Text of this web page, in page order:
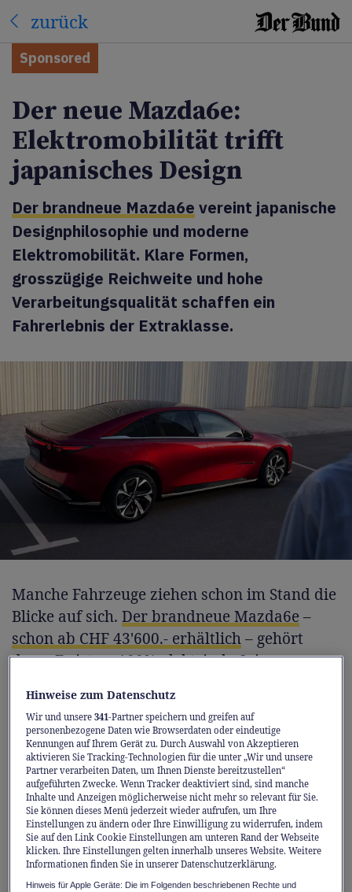
zurück
Sponsored
Der neue Mazda6e:
Elektromobilität trifft
japanisches Design
Der brandneue Mazda6e vereint japanische
Designphilosophie und moderne
Elektromobilität. Klare Formen,
grosszügige Reichweite und hohe
Verarbeitungsqualität schaffen ein
Fahrerlebnis der Extraklasse.
Manche Fahrzeuge ziehen schon im Stand die
Blicke auf sich. Der brandneue Mazda6e–
schon ab CHF 43'600.- erhältlich– gehört
dazu. Er ist zu 100% elektrisch. Seine
die von der Schönheit fliessender Bewegung
inspiriert ist. Formen und Linien scheinen
wie in einem Augenblick festgehalten, in dem
Kraft und Eleganz im Gleichgewicht sind –
eine Gestaltung, die Dynamik erzeugt, noch
bevor sich das Fahrzeug in Bewegung setzt.
Jede Kontur hat dabei einen klaren Zweck: Sie
unterstützt die Effizienz, trägt zur
aerodynamischen Balance bei und ist weit
Hinweise zum Datenschutz
Wir und unsere341-Partner speichern und greifen auf
personenbezogene Daten wie Browserdaten oder eindeutige
Kennungen auf Ihrem Gerät zu. Durch Auswahl von Akzeptieren
aktivieren Sie Tracking-Technologien für die unter „Wir und unsere
Partner verarbeiten Daten, um Ihnen Dienste bereitzustellen“
aufgeführten Zwecke. Wenn Tracker deaktiviert sind, sind manche
Inhalte und Anzeigen möglicherweise nicht mehr so relevant für Sie.
Sie können dieses Menü jederzeit wieder aufrufen, um Ihre
Einstellungen zu ändern oder Ihre Einwilligung zu widerrufen, indem
Sie auf den Link Cookie Einstellungen am unteren Rand der Webseite
klicken. Ihre Einstellungen gelten innerhalb unseres Website. Weitere
Informationen finden Sie in unserer Datenschutzerklärung.
Hinweis für Apple Geräte: Die im Folgenden beschriebenen Rechte und